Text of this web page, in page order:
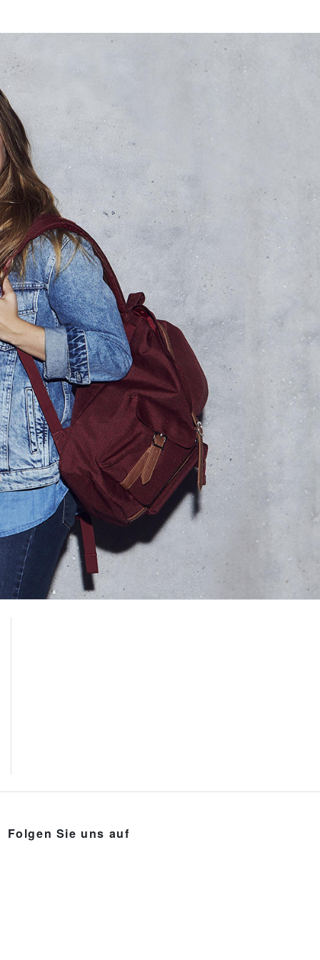
Folgen Sie uns auf